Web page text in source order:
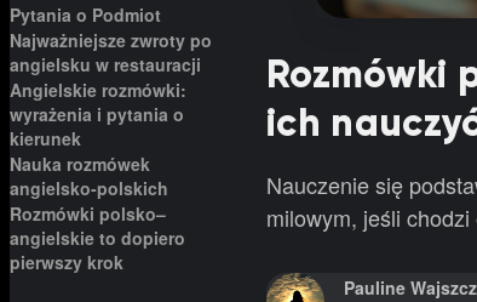
Rozmówki
ich
Nauczenie się
milowym, jeśli
Pauline
Pytania o Podmiot
Najważniejsze zwroty po
angielsku w restauracji
Angielskie rozmówki:
wyrażenia i pytania o
kierunek
Nauka rozmówek
angielsko-polskich
Rozmówki polsko–
angielskie to dopiero
pierwszy krok